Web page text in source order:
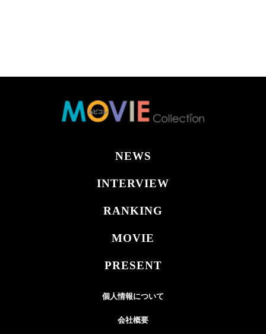
NEWS
INTERVIEW
RANKING
MOVIE
PRESENT
個人情報について
会社概要